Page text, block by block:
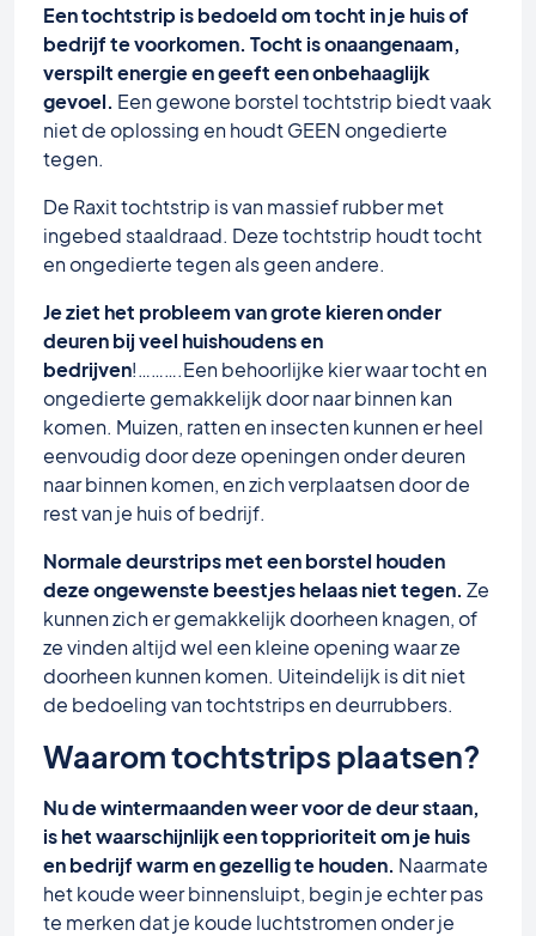
Een tochtstrip is bedoeld om tocht in je huis of
bedrijf te voorkomen. Tocht is onaangenaam,
verspilt energie en geeft een onbehaaglijk
gevoel. Een gewone borstel tochtstrip biedt vaak
niet de oplossing en houdt GEEN ongedierte
tegen.
De Raxit tochtstrip is van massief rubber met
ingebed staaldraad. Deze tochtstrip houdt tocht
en ongedierte tegen als geen andere.
Je ziet het probleem van grote kieren onder
deuren bij veel huishoudens en
bedrijven!……….Een behoorlijke kier waar tocht en
ongedierte gemakkelijk door naar binnen kan
komen. Muizen, ratten en insecten kunnen er heel
eenvoudig door deze openingen onder deuren
naar binnen komen, en zich verplaatsen door de
rest van je huis of bedrijf.
Normale deurstrips met een borstel houden
deze ongewenste beestjes helaas niet tegen. Ze
kunnen zich er gemakkelijk doorheen knagen, of
ze vinden altijd wel een kleine opening waar ze
doorheen kunnen komen. Uiteindelijk is dit niet
de bedoeling van tochtstrips en deurrubbers.
Waarom tochtstrips plaatsen?
Nu de wintermaanden weer voor de deur staan,
is het waarschijnlijk een topprioriteit om je huis
en bedrijf warm en gezellig te houden. Naarmate
het koude weer binnensluipt, begin je echter pas
te merken dat je koude luchtstromen onder je